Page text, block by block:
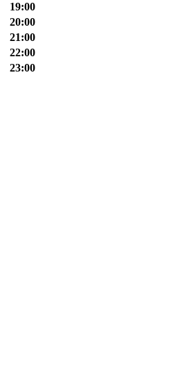
19:00
20:00
21:00
22:00
23:00